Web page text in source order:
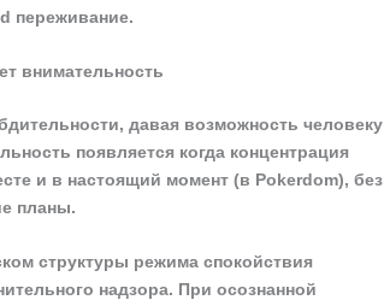
переживание.
внимательность
давая возможность человеку
появляется когда концентрация
и в настоящий момент (в Pokerdom), без
планы.
структуры режима спокойствия
надзора. При осознанной